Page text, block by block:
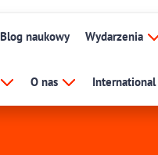
Blog naukowy Wydarzenia
O nas International